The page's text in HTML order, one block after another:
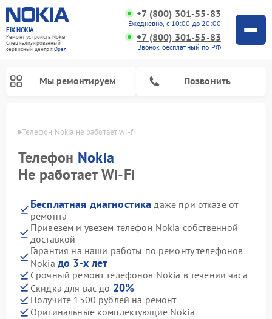
FIX-NOKIA
Ремонт устройств Nokia
Специализированный
cервисный центр г.Орёл
+7 (800) 301-55-83
Ежедневно, с 10:00 до 20:00
+7 (800) 301-55-83
Звонок бесплатный по РФ
Мы ремонтируем Позвонить
Телефон Nokia не работает wi-fi
Телефон Nokia
Не работает Wi-Fi
Бесплатная диагностика даже при отказе от
ремонта
Привезем и увезем телефон Nokia собственной
доставкой
Гарантия на наши работы по ремонту телефонов
Nokia до 3-х лет
Срочный ремонт телефонов Nokia в течении часа
Скидка для вас до 20%
Получите 1500 рублей на ремонт
Оригинальные комплектующие Nokia